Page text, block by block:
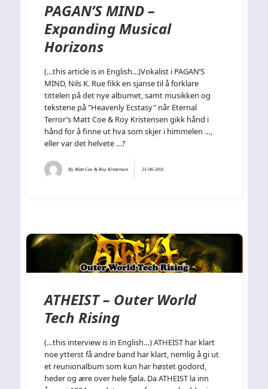
PAGAN’S MIND –
Expanding Musical
Horizons
(…this article is in English…)Vokalist i PAGAN’S
MIND, Nils K. Rue fikk en sjanse til å forklare
tittelen på det nye albumet, samt musikken og
tekstene på "Heavenly Ecstasy" når Eternal
Terror’s Matt Coe & Roy Kristensen gikk hånd i
hånd for å finne ut hva som skjer i himmelen …,
eller var det helvete …?
ByMatt Coe & Roy Kristensen 21-06-2011
ATHEIST – Outer World
Tech Rising
(…this interview is in English…) ATHEIST har klart
noe ytterst få andre band har klart, nemlig å gi ut
et reunionalbum som kun har høstet godord,
heder og ære over hele fjøla. Da ATHEIST la inn